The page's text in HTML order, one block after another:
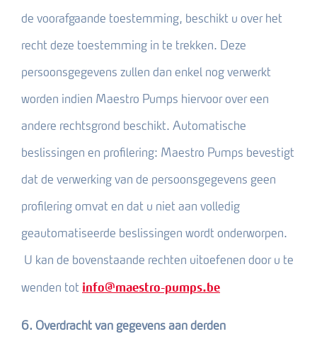
de voorafgaande toestemming, beschikt u over het
recht deze toestemming in te trekken. Deze
persoonsgegevens zullen dan enkel nog verwerkt
worden indien Maestro Pumps hiervoor over een
andere rechtsgrond beschikt. Automatische
beslissingen en profilering: Maestro Pumps bevestigt
dat de verwerking van de persoonsgegevens geen
profilering omvat en dat u niet aan volledig
geautomatiseerde beslissingen wordt onderworpen.
U kan de bovenstaande rechten uitoefenen door u te
wenden tot info@maestro-pumps.be
6. Overdracht van gegevens aan derden